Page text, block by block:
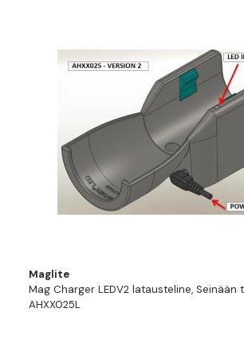
Maglite
Mag Charger LEDV2 latausteline, Seinään
AHXX025L